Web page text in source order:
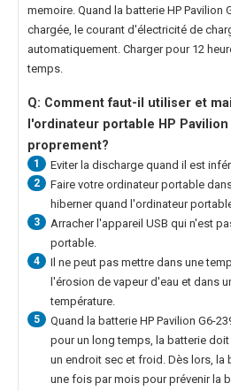
memoire. Quand la batterie HP Pavilion
chargée, le courant d'électricité de
automatiquement. Charger pour 12
temps.
Q: Comment faut-il utiliser et
l'ordinateur portable HP Pavilion
proprement?
1 Eviter la discharge quand il est
2
Faire votre ordinateur portable
hiberner quand l'ordinateur
3
Arracher l'appareil USB qui n'est
portable.
4
Il ne peut pas mettre dans une
l'érosion de vapeur d'eau et dans
température.
5 Quand la batterie HP Pavilion G6-
pour un long temps, la batterie
un endroit sec et froid. Dès lors, la
une fois par mois pour prévenir la